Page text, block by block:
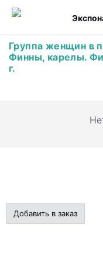
Группа женщин в
Финны, карелы.
г.
Добавить в заказ